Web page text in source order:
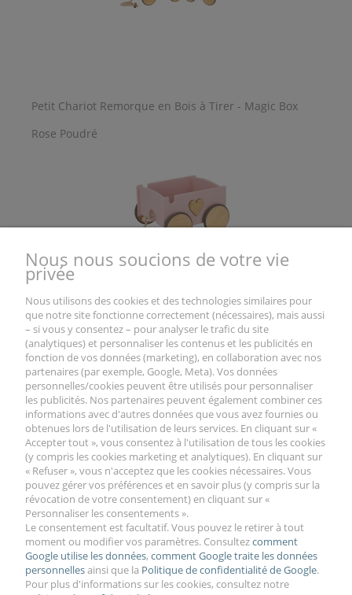
Petit Chariot Remorque en Bois à Tirer - Magic Box
Rose Poudré
Avis sur le produit (0)
Tous les avis (positifs et négatifs) sont affichés. Nous ne vérifions
pas s'ils proviennent de clients qui ont acheté le produit.
VOTRE COMPTE
TRAITEMENT ET SERVICE
Nous nous soucions de votre vie
privée
Nous utilisons des cookies et des technologies similaires pour
que notre site fonctionne correctement (nécessaires), mais aussi
– si vous y consentez – pour analyser le trafic du site
(analytiques) et personnaliser les contenus et les publicités en
fonction de vos données (marketing), en collaboration avec nos
partenaires (par exemple, Google, Meta). Vos données
personnelles/cookies peuvent être utilisés pour personnaliser
les publicités. Nos partenaires peuvent également combiner ces
informations avec d'autres données que vous avez fournies ou
obtenues lors de l'utilisation de leurs services. En cliquant sur «
Accepter tout », vous consentez à l'utilisation de tous les cookies
(y compris les cookies marketing et analytiques). En cliquant sur
« Refuser », vous n'acceptez que les cookies nécessaires. Vous
pouvez gérer vos préférences et en savoir plus (y compris sur la
révocation de votre consentement) en cliquant sur «
Personnaliser les consentements ».
Le consentement est facultatif. Vous pouvez le retirer à tout
moment ou modifier vos paramètres. Consultezcomment
Google utilise les données, comment Google traite les données
personnellesainsi que la Politique de confidentialité de Google.
Pour plus d'informations sur les cookies, consultez notre